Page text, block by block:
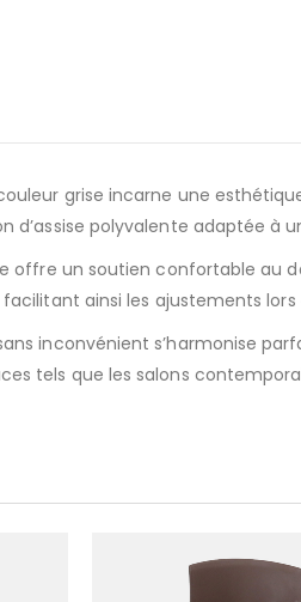
grise incarne une
d’assise polyvalente adaptée à
offre un soutien confortable au
ainsi les ajustements lors
inconvénient s’harmonise
tels que les salons